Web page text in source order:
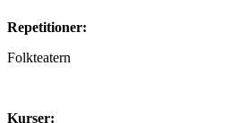
Repetitioner:
Folkteatern
Kurser: